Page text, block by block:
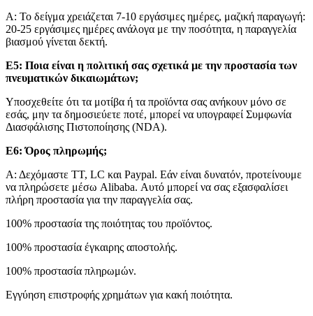
Α: Το δείγμα χρειάζεται 7-10 εργάσιμες ημέρες, μαζική παραγωγή:
20-25 εργάσιμες ημέρες ανάλογα με την ποσότητα, η παραγγελία
βιασμού γίνεται δεκτή.
Ε5: Ποια είναι η πολιτική σας σχετικά με την προστασία των
πνευματικών δικαιωμάτων;
Υποσχεθείτε ότι τα μοτίβα ή τα προϊόντα σας ανήκουν μόνο σε
εσάς, μην τα δημοσιεύετε ποτέ, μπορεί να υπογραφεί Συμφωνία
Διασφάλισης Πιστοποίησης (NDA).
Ε6: Όρος πληρωμής;
Α: Δεχόμαστε TT, LC και Paypal. Εάν είναι δυνατόν, προτείνουμε
να πληρώσετε μέσω Alibaba. Αυτό μπορεί να σας εξασφαλίσει
πλήρη προστασία για την παραγγελία σας.
100% προστασία της ποιότητας του προϊόντος.
100% προστασία έγκαιρης αποστολής.
100% προστασία πληρωμών.
Εγγύηση επιστροφής χρημάτων για κακή ποιότητα.